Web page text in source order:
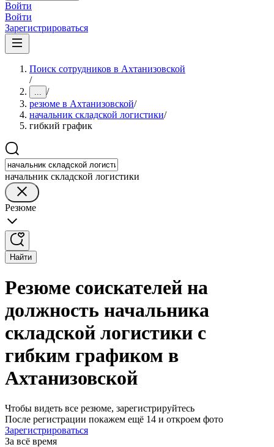
Войти
Войти
Зарегистрироваться
Поиск сотрудников в Ахтанизовской
/
... /
резюме в Ахтанизовской/
начальник складской логистики/
гибкий график
начальник складской логистики
Резюме
Найти
Резюме соискателей на
должность начальника
складской логистики с
гибким графиком в
Ахтанизовской
Чтобы видеть все резюме, зарегистрируйтесь
После регистрации покажем ещё 14 и откроем фото
Зарегистрироваться
За всё время